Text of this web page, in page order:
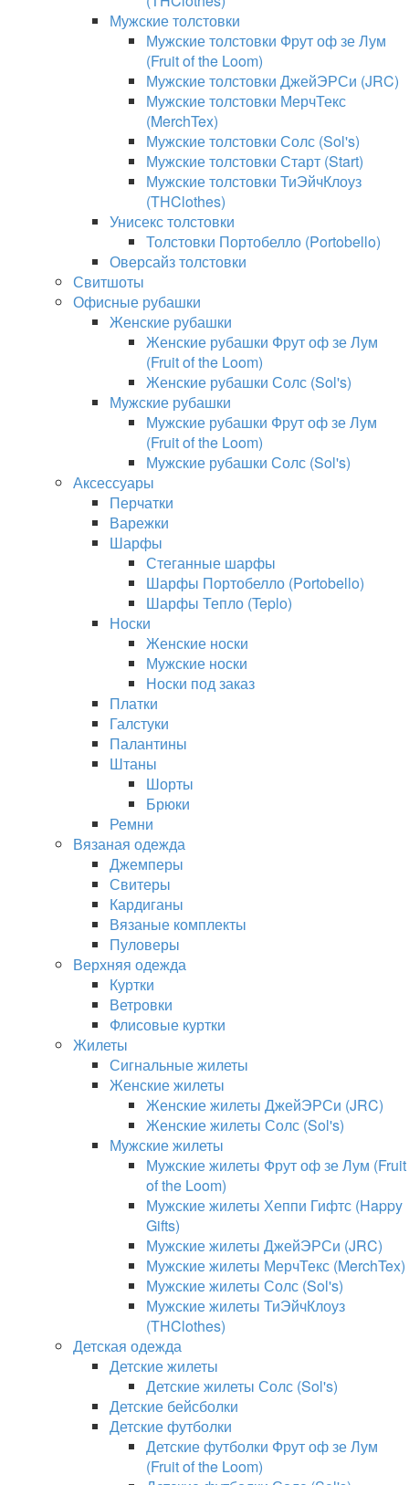
Мужские толстовки
Мужские толстовки Фрут оф зе Лум
(Fruit of the Loom)
Мужские толстовки ДжейЭРСи (JRC)
Мужские толстовки МерчТекс
(MerchTex)
Мужские толстовки Солс (Sol's)
Мужские толстовки Старт (Start)
Мужские толстовки ТиЭйчКлоуз
(THClothes)
Унисекс толстовки
Толстовки Портобелло (Portobello)
Оверсайз толстовки
Свитшоты
Офисные рубашки
Женские рубашки
Женские рубашки Фрут оф зе Лум
(Fruit of the Loom)
Женские рубашки Солс (Sol's)
Мужские рубашки
Мужские рубашки Фрут оф зе Лум
(Fruit of the Loom)
Мужские рубашки Солс (Sol's)
Аксессуары
Перчатки
Варежки
Шарфы
Стеганные шарфы
Шарфы Портобелло (Portobello)
Шарфы Тепло (Teplo)
Носки
Женские носки
Мужские носки
Носки под заказ
Платки
Галстуки
Палантины
Штаны
Шорты
Брюки
Ремни
Вязаная одежда
Джемперы
Свитеры
Кардиганы
Вязаные комплекты
Пуловеры
Верхняя одежда
Куртки
Ветровки
Флисовые куртки
Жилеты
Сигнальные жилеты
Женские жилеты
Женские жилеты ДжейЭРСи (JRC)
Женские жилеты Солс (Sol's)
Мужские жилеты
Мужские жилеты Фрут оф зе Лум (Fruit
of the Loom)
Мужские жилеты Хеппи Гифтс (Happy
Gifts)
Мужские жилеты ДжейЭРСи (JRC)
Мужские жилеты МерчТекс (MerchTex)
Мужские жилеты Солс (Sol's)
Мужские жилеты ТиЭйчКлоуз
(THClothes)
Детская одежда
Детские жилеты
Детские жилеты Солс (Sol's)
Детские бейсболки
Детские футболки
Детские футболки Фрут оф зе Лум
(Fruit of the Loom)